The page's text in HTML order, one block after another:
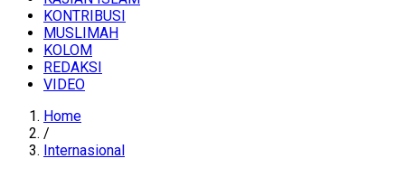
KONTRIBUSI
MUSLIMAH
KOLOM
REDAKSI
VIDEO
Home
/
Internasional